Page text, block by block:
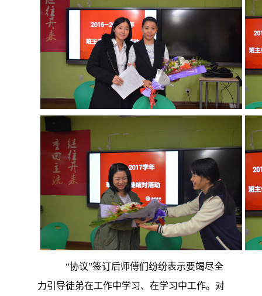
“协议”签订后师傅们纷纷表示要竭尽全
力引导徒弟在工作中学习、在学习中工作。对